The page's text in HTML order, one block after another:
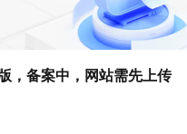
，备案中，网站需先上传